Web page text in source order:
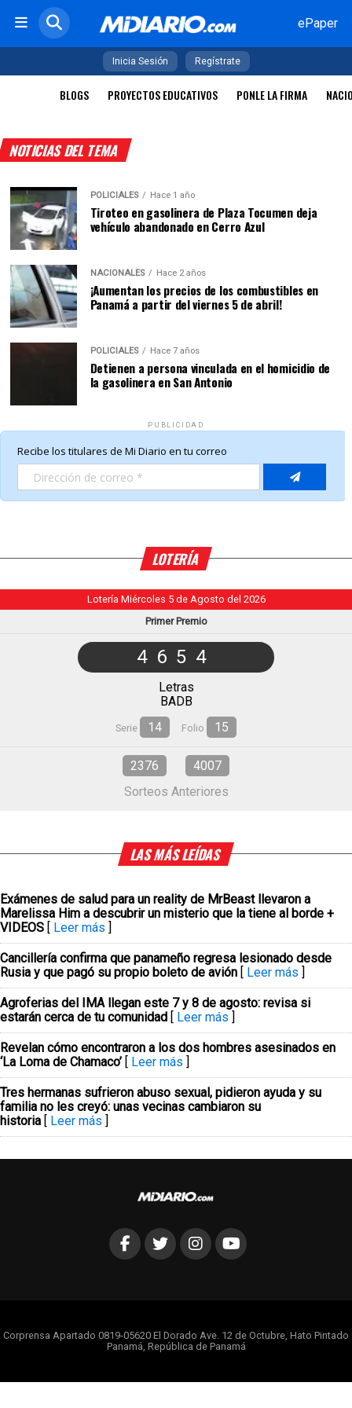
ePaper
Inicia Sesión Regístrate
BLOGS PROYECTOS EDUCATIVOS PONLE LA FIRMA
NOTICIAS DEL TEMA
POLICIALES Hace 1 año
Tiroteo en gasolinera de Plaza Tocumen deja
vehículo abandonado en Cerro Azul
NACIONALES Hace 2 años
¡Aumentan los precios de los combustibles en
Panamá a partir del viernes 5 de abril!
POLICIALES Hace 7 años
Detienen a persona vinculada en el homicidio de
la gasolinera en San Antonio
PUBLICIDAD
LOTERÍA
Lotería Miércoles 5 de Agosto del 2026
Primer Premio
4654
Letras
BADB
Serie 14 Folio 15
2376
4007
Sorteos Anteriores
LAS MÁS LEÍDAS
Exámenes de salud para un reality de MrBeast llevaron a
Marelissa Him a descubrir un misterio que la tiene al borde +
VIDEOS [ Leer más ]
Cancillería confirma que panameño regresa lesionado desde
Rusia y que pagó su propio boleto de avión [ Leer más ]
Agroferias del IMA llegan este 7 y 8 de agosto: revisa si
estarán cerca de tu comunidad [ Leer más ]
Revelan cómo encontraron a los dos hombres asesinados en
‘La Loma de Chamaco’ [ Leer más ]
Tres hermanas sufrieron abuso sexual, pidieron ayuda y su
familia no les creyó: unas vecinas cambiaron su
historia [ Leer más ]
Corprensa Apartado 0819-05620 El Dorado Ave. 12 de Octubre, Hato Pintado
Panamá, República de Panamá